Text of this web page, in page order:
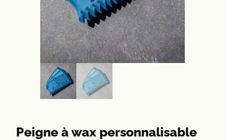
Peigne à wax personnalisable